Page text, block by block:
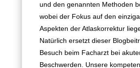
und den genannten Methoden
wobei der Fokus auf den
Aspekten der Atlaskorrektur
Natürlich ersetzt dieser
Besuch beim Facharzt bei
Beschwerden. Unsere